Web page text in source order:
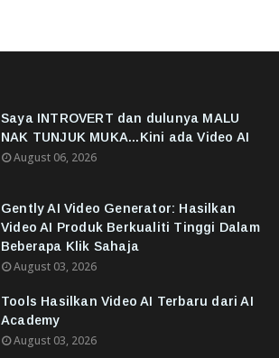
Saya INTROVERT dan dulunya MALU
NAK TUNJUK MUKA...Kini ada Video AI
August 06, 2026
Gently AI Video Generator: Hasilkan
Video AI Produk Berkualiti Tinggi Dalam
Beberapa Klik Sahaja
August 03, 2026
Tools Hasilkan Video AI Terbaru dari AI
Academy
August 03, 2026